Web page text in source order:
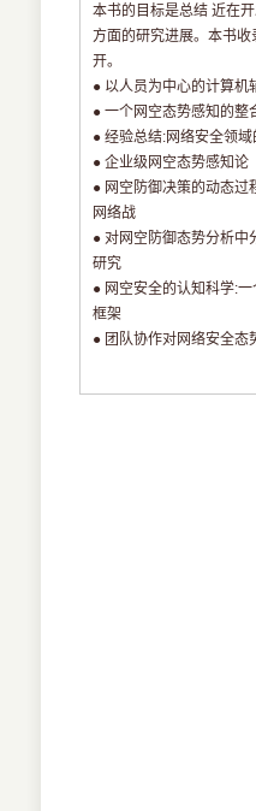
本书的目标是总结 近在
方面的研究进展。本书
开。
● 以人员为中心的计算机
● 一个网空态势感知的整
● 经验总结:网络安全领
● 企业级网空态势感知论
● 网空防御决策的动态过
网络战
● 对网空防御态势分析中
研究
● 网空安全的认知科学:
框架
● 团队协作对网络安全态